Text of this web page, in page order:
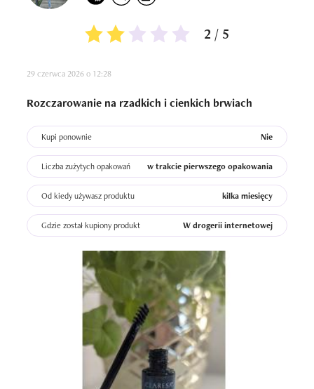
kupiłam felerny egzemplarz...czy on taki jest, czy z moim
szczęściem trafiłam na kit.
2 / 5
29 czerwca 2026 o 12:28
Rozczarowanie na rzadkich i cienkich brwiach
Kupi ponownie Nie
Liczba zużytych opakowań w trakcie pierwszego opakowania
Od kiedy używasz produktu kilka miesięcy
Gdzie został kupiony produkt W drogerii internetowej